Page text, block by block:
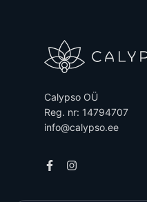
Calypso OÜ
Reg. nr: 14794707
info@calypso.ee